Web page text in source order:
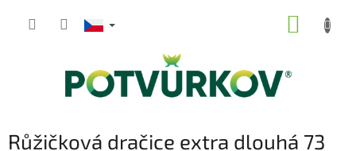
Růžičková dračice extra dlouhá 73